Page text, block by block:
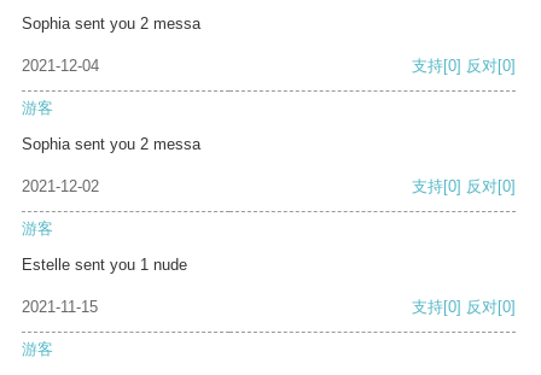
Sophia sent you 2 messa
2021-12-04 支持[0] 反对[0]
游客
Sophia sent you 2 messa
2021-12-02 支持[0] 反对[0]
游客
Estelle sent you 1 nude
2021-11-15 支持[0] 反对[0]
游客